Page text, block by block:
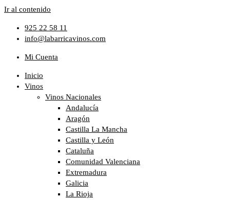
Ir al contenido
925 22 58 11
info@labarricavinos.com
Mi Cuenta
Inicio
Vinos
Vinos Nacionales
Andalucía
Aragón
Castilla La Mancha
Castilla y León
Cataluña
Comunidad Valenciana
Extremadura
Galicia
La Rioja